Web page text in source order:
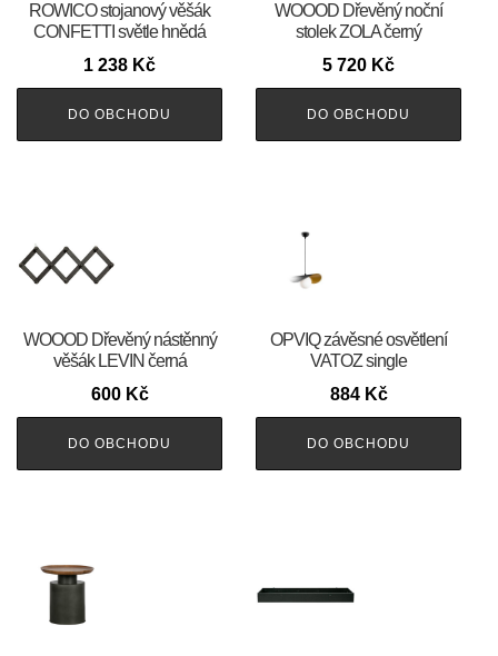
ROWICO stojanový věšák
CONFETTI světle hnědá
1 238 Kč
DO OBCHODU
WOOOD Dřevěný noční
stolek ZOLA černý
5 720 Kč
DO OBCHODU
WOOOD Dřevěný nástěnný
věšák LEVIN černá
600 Kč
DO OBCHODU
OPVIQ závěsné osvětlení
VATOZ single
884 Kč
DO OBCHODU